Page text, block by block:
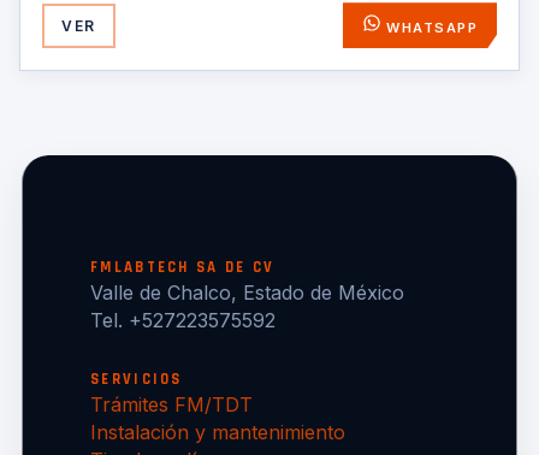
VER WHATSAPP
FMLABTECH SA DE CV
Valle de Chalco, Estado de México
Tel. +527223575592
SERVICIOS
Trámites FM/TDT
Instalación y mantenimiento